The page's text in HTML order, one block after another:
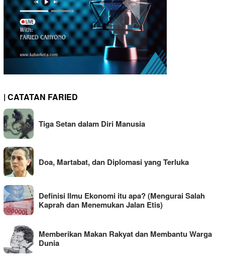
| CATATAN FARIED
Tiga Setan dalam Diri Manusia
Doa, Martabat, dan Diplomasi yang Terluka
Definisi Ilmu Ekonomi itu apa? (Mengurai Salah
Kaprah dan Menemukan Jalan Etis)
Memberikan Makan Rakyat dan Membantu Warga
Dunia